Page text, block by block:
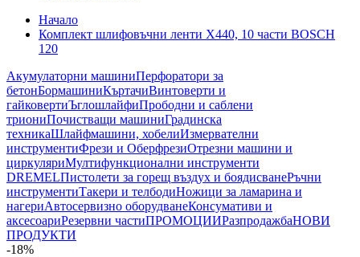
Начало
Комплект шлифовъчни ленти X440, 10 части BOSCH
120
Акумулаторни машиниПерфоратори за
бетонБормашиниКъртачиВинтоверти и
гайковертиЪглошлайфиПрободни и саблени
триониПочистващи машиниГрадинска
техникаШлайфмашини, хобелиИзмервателни
инструментиФрези и ОберфрезиОтрезни машини и
циркуляриМултифункционални инструменти
DREMELПистолети за горещ въздух и боядисванеРъчни
инструментиТакери и телбодиНожици за ламарина и
нагериАвтосервизно оборудванеКонсумативи и
аксесоариРезервни частиПРОМОЦИИРазпродажбаНОВИ
ПРОДУКТИ
-18%